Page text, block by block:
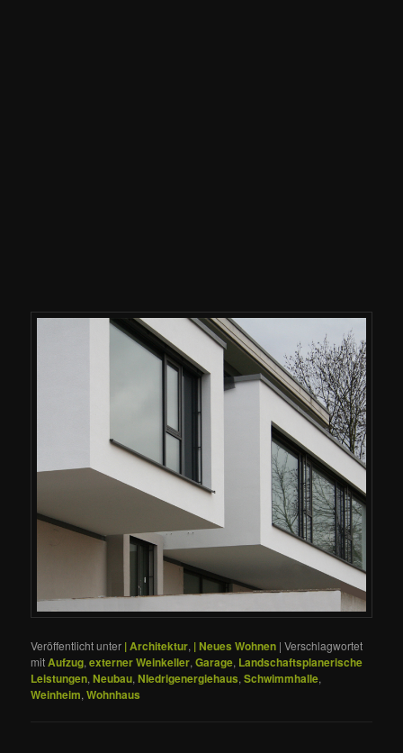
Veröffentlicht unter | Architektur, | Neues Wohnen |Verschlagwortet
mitAufzug,externer Weinkeller,Garage, Landschaftsplanerische
Leistungen,Neubau,NIedrigenergiehaus,Schwimmhalle,
Weinheim,Wohnhaus